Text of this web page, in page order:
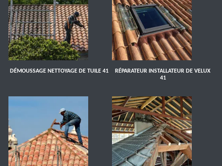
DÉMOUSSAGE NETTOYAGE DE TUILE 41
RÉPARATEUR INSTALLATEUR DE VELUX
41